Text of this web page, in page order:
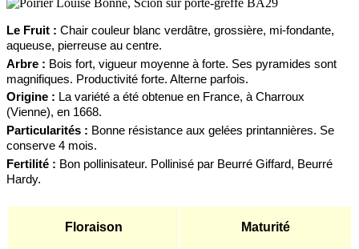
Le Fruit : Chair couleur blanc verdâtre, grossière, mi-fondante,
aqueuse, pierreuse au centre.
Arbre : Bois fort, vigueur moyenne à forte. Ses pyramides sont
magnifiques. Productivité forte. Alterne parfois.
Origine : La variété a été obtenue en France, à Charroux
(Vienne), en 1668.
Particularités : Bonne résistance aux gelées printannières. Se
conserve 4 mois.
Fertilité : Bon pollinisateur. Pollinisé par Beurré Giffard, Beurré
Hardy.
Floraison Maturité